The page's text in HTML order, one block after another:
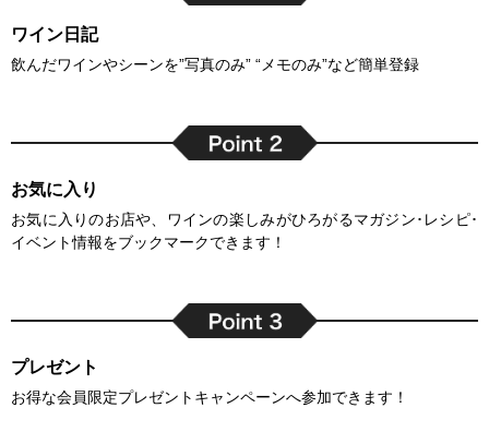
ワイン日記
飲んだワインやシーンを”写真のみ” “メモのみ”など簡単登録
お気に入り
お気に入りのお店や、ワインの楽しみがひろがるマガジン･レシピ･
イベント情報をブックマークできます！
プレゼント
お得な会員限定プレゼントキャンペーンへ参加できます！